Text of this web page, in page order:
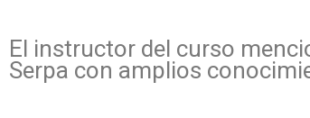
El instructor del curso
Serpa con amplios